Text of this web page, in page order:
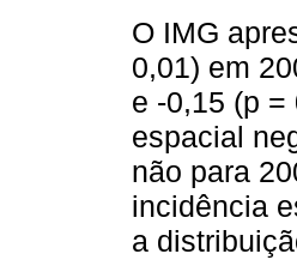
O IMG
0,01) em
e -0,15 (p
espacial
não para
incidência
a